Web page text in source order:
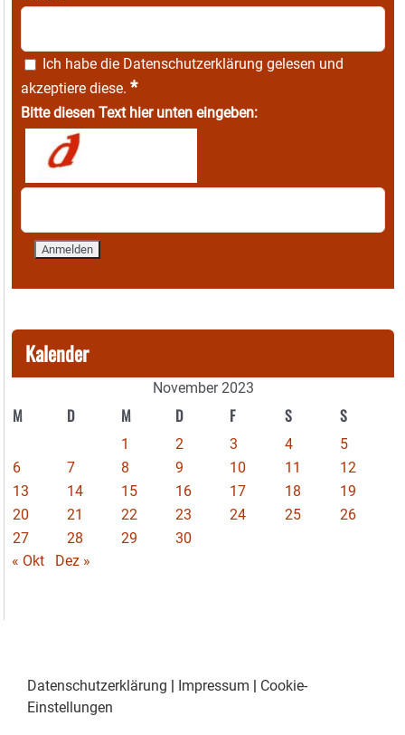
Ich habe die Datenschutzerklärung gelesen und
akzeptiere diese. *
Bitte diesen Text hier unten eingeben:
Kalender
November 2023
M D M D F S S
1 2 3 4
5
6
7 8 9 10 11
12
13
14 15 16 17 18
19
20
21 22 23 24 25
26
27
28 29
30
« Okt
Dez »
Datenschutzerklärung | Impressum | Cookie-
Einstellungen